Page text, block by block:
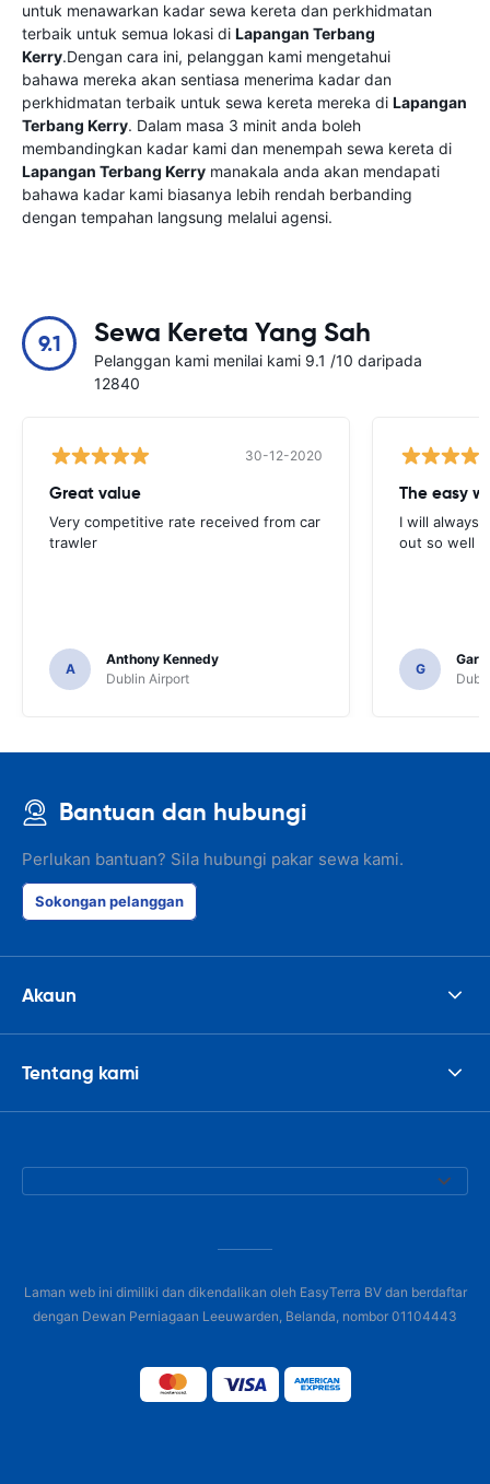
untuk menawarkan kadar sewa kereta dan perkhidmatan
terbaik untuk semua lokasi di Lapangan Terbang
Kerry.Dengan cara ini, pelanggan kami mengetahui
bahawa mereka akan sentiasa menerima kadar dan
perkhidmatan terbaik untuk sewa kereta mereka di Lapangan
Terbang Kerry. Dalam masa 3 minit anda boleh
membandingkan kadar kami dan menempah sewa kereta di
Lapangan Terbang Kerry manakala anda akan mendapati
bahawa kadar kami biasanya lebih rendah berbanding
dengan tempahan langsung melalui agensi.
9.1 Sewa Kereta Yang Sah
Pelanggan kami menilai kami 9.1 /10 daripada
12840
30-12-2020
Great value
Very competitive rate received from car
trawler
A
Anthony Kennedy
Dublin Airport
I will always
out so well
G
Gary
Bantuan dan hubungi
Perlukan bantuan? Sila hubungi pakar sewa kami.
Sokongan pelanggan
Akaun
Tentang kami
Laman web ini dimiliki dan dikendalikan oleh EasyTerra BV dan berdaftar
dengan Dewan Perniagaan Leeuwarden, Belanda, nombor 01104443